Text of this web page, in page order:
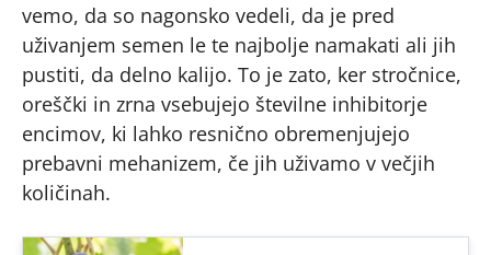
vemo, da so nagonsko vedeli, da je pred
uživanjem semen le te najbolje namakati ali jih
pustiti, da delno kalijo. To je zato, ker stročnice,
oreščki in zrna vsebujejo številne inhibitorje
encimov, ki lahko resnično obremenjujejo
prebavni mehanizem, če jih uživamo v večjih
količinah.